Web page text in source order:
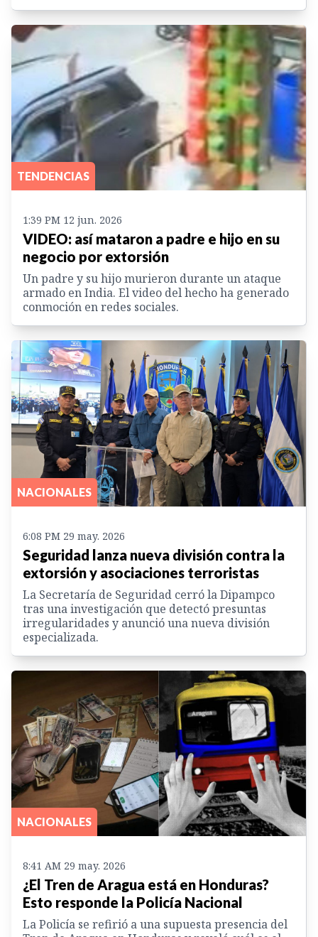
TENDENCIAS
1:39 PM 12 jun. 2026
VIDEO: así mataron a padre e hijo en su
negocio por extorsión
Un padre y su hijo murieron durante un ataque
armado en India. El video del hecho ha generado
conmoción en redes sociales.
NACIONALES
6:08 PM 29 may. 2026
Seguridad lanza nueva división contra la
extorsión y asociaciones terroristas
La Secretaría de Seguridad cerró la Dipampco
tras una investigación que detectó presuntas
irregularidades y anunció una nueva división
especializada.
NACIONALES
8:41 AM 29 may. 2026
¿El Tren de Aragua está en Honduras?
Esto responde la Policía Nacional
La Policía se refirió a una supuesta presencia del